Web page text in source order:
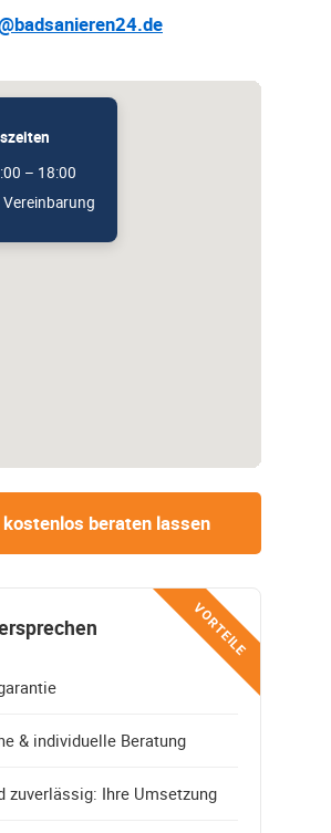
– 18:00
Vereinbarung
beraten lassen
VORTEILE
& individuelle Beratung
zuverlässig: Ihre Umsetzung